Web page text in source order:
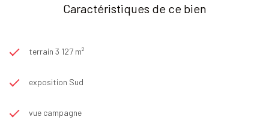
Caractéristiques de ce bien
terrain 3 127 m²
exposition Sud
vue campagne